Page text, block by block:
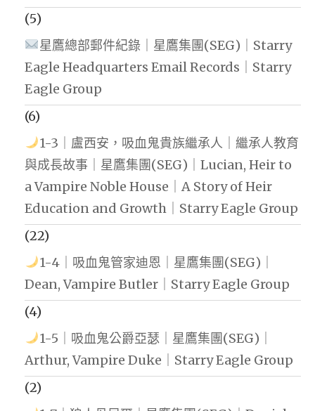
(5)
星鷹總部郵件紀錄｜星鷹集團(SEG)｜Starry
Eagle Headquarters Email Records｜Starry
Eagle Group
(6)
1-3｜盧西安，吸血鬼貴族繼承人｜繼承人教育
與成長故事｜星鷹集團(SEG)｜Lucian, Heir to
a Vampire Noble House｜A Story of Heir
Education and Growth｜Starry Eagle Group
(22)
1-4｜吸血鬼管家迪恩｜星鷹集團(SEG)｜
Dean, Vampire Butler｜Starry Eagle Group
(4)
1-5｜吸血鬼公爵亞瑟｜星鷹集團(SEG)｜
Arthur, Vampire Duke｜Starry Eagle Group
(2)